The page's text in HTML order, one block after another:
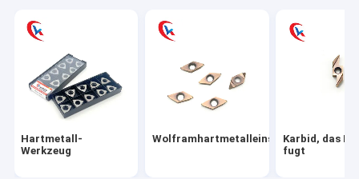
Hartmetall-Abnutzungs-Teile
Hartmetall-Holzbearbeitungs-Werkzeug
Karbid-Bohrstange
Shell Milling Cutter
Hartmetall-
Werkzeug
WolframhartmetalleinsätzeKarbid, das
fugt